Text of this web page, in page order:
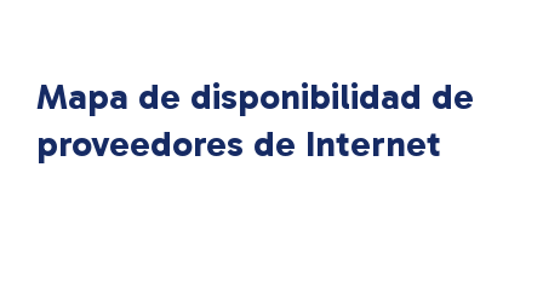
Mapa de disponibilidad de
proveedores de Internet